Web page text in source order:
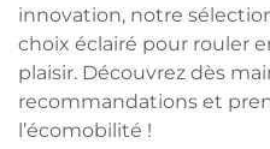
innovation, notre
choix éclairé pour rouler
plaisir. Découvrez dès
recommandations et
l’écomobilité !